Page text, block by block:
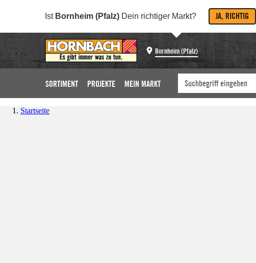
Ist Bornheim (Pfalz) Dein richtiger Markt? JA, RICHTIG
Bornheim (Pfalz)
SORTIMENT PROJEKTE MEIN MARKT
Startseite